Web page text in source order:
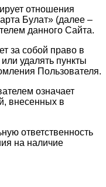
отношения
Булат» (далее –
данного Сайта.
за собой право в
удалять пункты
Пользователя.
означает
внесенных в
ответственность
на наличие